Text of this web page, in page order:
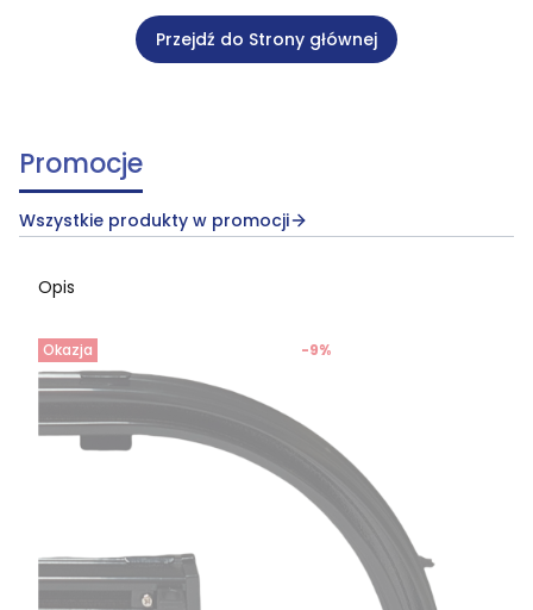
Przejdź do Strony głównej
Promocje
Wszystkie produkty w promocji
Opis
Okazja -9%